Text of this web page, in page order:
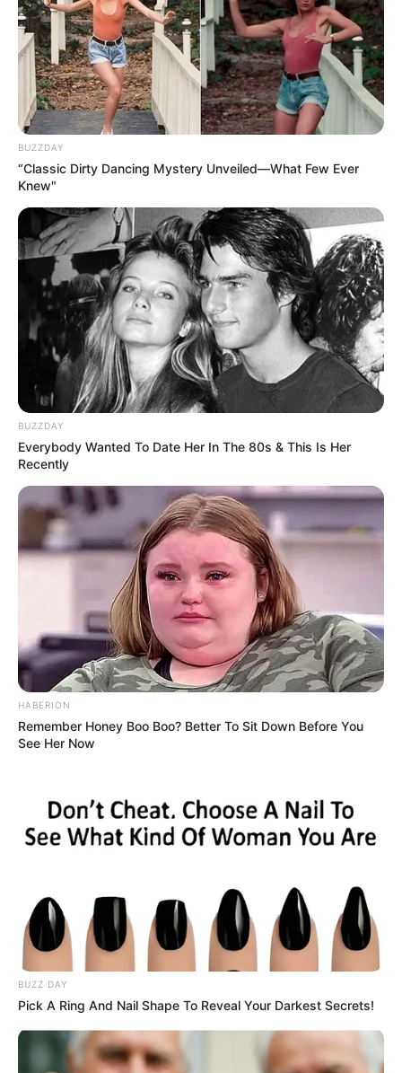
BUZZDAY
“Classic Dirty Dancing Mystery Unveiled—What Few Ever
Knew"
BUZZDAY
Everybody Wanted To Date Her In The 80s & This Is Her
Recently
HABERION
Remember Honey Boo Boo? Better To Sit Down Before You
See Her Now
BUZZ DAY
Pick A Ring And Nail Shape To Reveal Your Darkest Secrets!